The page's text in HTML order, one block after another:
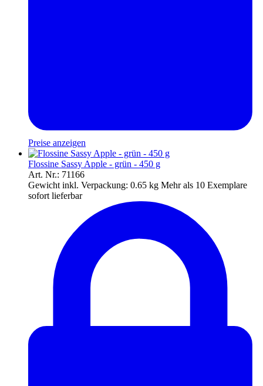
Preise anzeigen
Flossine Sassy Apple - grün - 450 g
Art. Nr.: 71166
Gewicht inkl. Verpackung: 0.65 kg Mehr als 10 Exemplare
sofort lieferbar